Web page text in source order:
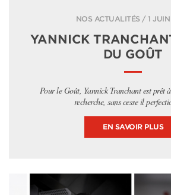
NOS ACTUALITÉS / 1
YANNICK
DU GOÛT
Pour le Goût, Yannick Tranchant est prêt
recherche, sans cesse il
EN SAVOIR PLUS